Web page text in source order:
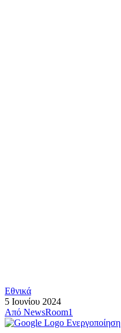
Εθνικά
5 Ιουνίου 2024
Από NewsRoom1